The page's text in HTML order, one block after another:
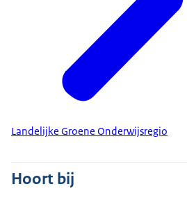
Landelijke Groene Onderwijsregio
Hoort bij